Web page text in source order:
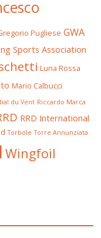
Pugliese GWA
Sports Association
Luna Rossa
Mario Calbucci
du Vent Riccardo Marca
RRD International
Torbole Torre Annunziata
Wingfoil